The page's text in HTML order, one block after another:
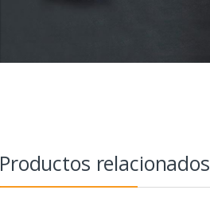
Productos relacionados